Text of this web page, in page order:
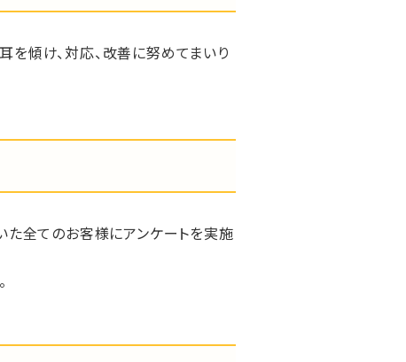
傾け、対応、改善に努めてまいり
た全てのお客様にアンケートを実施